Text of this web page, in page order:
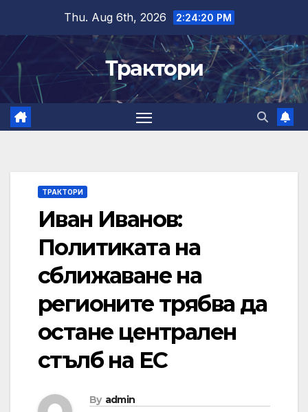
content
Thu. Aug 6th, 2026 2:24:21 PM
Трактори
ТРАКТОРИ
Иван Иванов:
Политиката на
сближаване на
регионите трябва да
остане централен
стълб на ЕС
By admin